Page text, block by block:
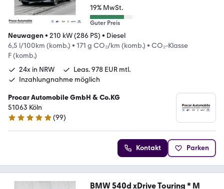
19% MwSt.
Guter Preis
Neuwagen• 210 kW (286 PS) • Diesel
6,5 l/100km (komb.) • 171 g CO₂/km (komb.) • CO₂-Klasse
F (komb.)
24x in NRW
Leas. 978 EUR mtl.
Inzahlungnahme möglich
Procar Automobile GmbH & Co.KG
51063 Köln
5 Sterne
(99)
Kontakt Parken
BMW 540d xDrive Touring * M